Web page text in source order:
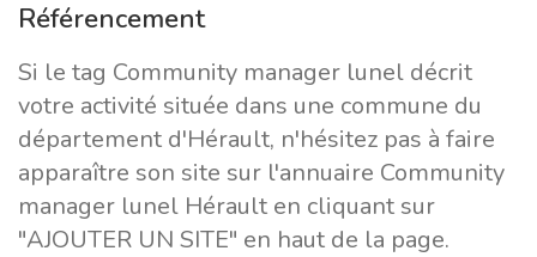
Référencement
Si le tag Community manager lunel décrit
votre activité située dans une commune du
département d'Hérault, n'hésitez pas à faire
apparaître son site sur l'annuaire Community
manager lunel Hérault en cliquant sur
"AJOUTER UN SITE" en haut de la page.